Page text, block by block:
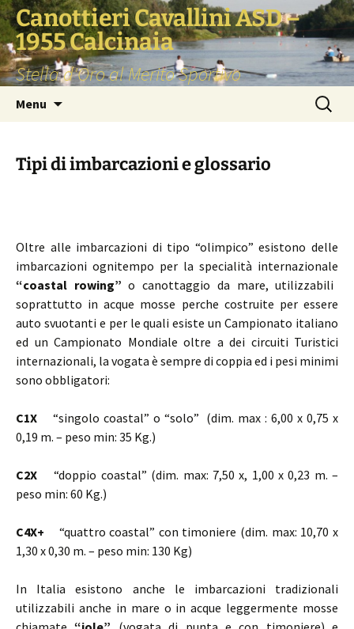
Vai
al
contenuto
Canottieri Cavallini ASD –
1955 Calcinaia
Stella d'Oro al Merito Sportivo
Menu
Ricerca
per:
Tipi di imbarcazioni e glossario
Oltre alle imbarcazioni di tipo “olimpico” esistono delle
imbarcazioni ognitempo per la specialità internazionale
“coastal rowing” o canottaggio da mare, utilizzabili
soprattutto in acque mosse perche costruite per essere
auto svuotanti e per le quali esiste un Campionato italiano
ed un Campionato Mondiale oltre a dei circuiti Turistici
internazionali, la vogata è sempre di coppia ed i pesi minimi
sono obbligatori:
C1X
“singolo coastal” o “solo” (dim. max : 6,00 x 0,75 x
0,19 m. – peso min: 35 Kg.)
C2X “doppio coastal” (dim. max: 7,50 x, 1,00 x 0,23 m. –
peso min: 60 Kg.)
C4X+ “quattro coastal” con timoniere (dim. max: 10,70 x
1,30 x 0,30 m. – peso min: 130 Kg)
In Italia esistono anche le imbarcazioni tradizionali
utilizzabili anche in mare o in acque leggermente mosse